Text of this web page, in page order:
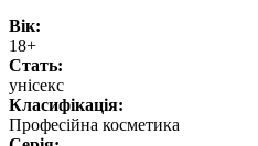
Вік:
18+
Стать:
унісекс
Класифікація:
Професійна косметика